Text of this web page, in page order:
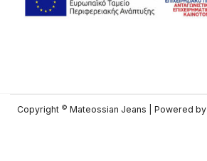
Copyright © Mateossian Jeans | Powered by